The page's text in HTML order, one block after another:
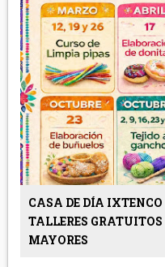
CASA DE DÍA
TALLERES
MAYORES